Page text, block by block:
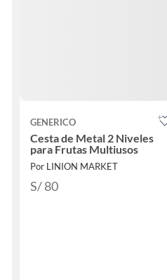
GENERICO
Cesta de Metal 2 Niveles
para Frutas Multiusos
Por LINION MARKET
S/ 80